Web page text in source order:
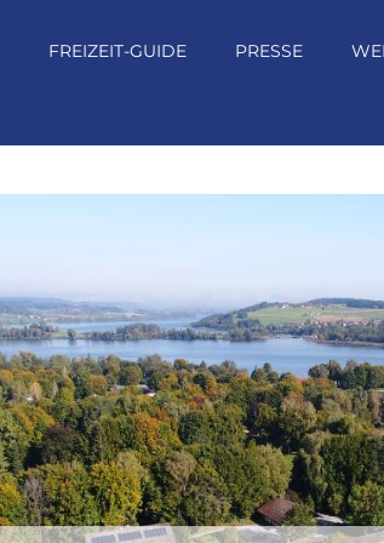
FREIZEIT-GUIDE PRESSE